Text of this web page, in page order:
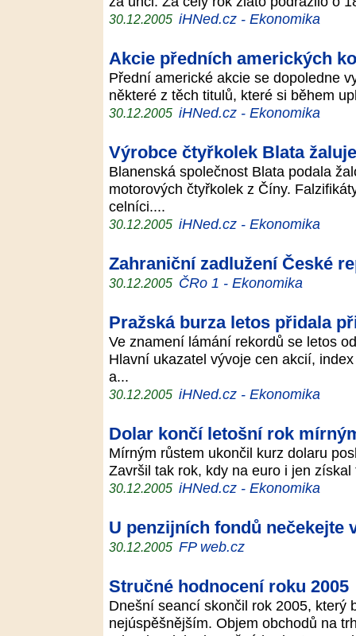
30.12.2005 iHNed.cz - Ekonomika
Akcie předních amerických
Přední americké akcie se dopoledne
některé z těch titulů, které si během
30.12.2005 iHNed.cz - Ekonomika
Výrobce čtyřkolek Blata
Blanenská společnost Blata podala
motorových čtyřkolek z Číny.
celníci....
30.12.2005 iHNed.cz - Ekonomika
Zahraniční zadlužení České
30.12.2005 ČRo 1 - Ekonomika
Pražská burza letos přidala
Ve znamení lámání rekordů se letos
Hlavní ukazatel vývoje cen akcií,
a...
30.12.2005 iHNed.cz - Ekonomika
Dolar končí letošní rok
Mírným růstem ukončil kurz dolaru
Završil tak rok, kdy na euro i jen
30.12.2005 iHNed.cz - Ekonomika
U penzijních fondů nečekejte
30.12.2005 FP web.cz
Stručné hodnocení roku 2005
Dnešní seancí skončil rok 2005, který
nejúspěšnějším. Objem obchodů na